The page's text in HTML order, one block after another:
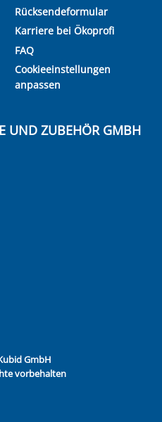
Rücksendeformular
Karriere bei Ökoprofi
FAQ
Cookieeinstellungen
anpassen
UND ZUBEHÖR GMBH
GmbH
vorbehalten